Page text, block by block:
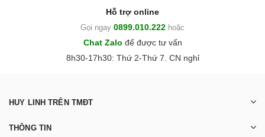
Hỗ trợ online
Gọi ngay 0899.010.222 hoặc
Chat Zalo để được tư vấn
8h30-17h30: Thứ 2-Thứ 7. CN nghỉ
HUY LINH TRÊN TMĐT
THÔNG TIN